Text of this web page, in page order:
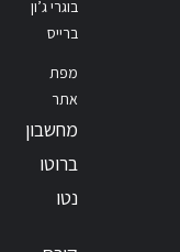
בוגרי ג’ון
ברייס
מפת
אתר
מחשבון
ברוטו
נטו